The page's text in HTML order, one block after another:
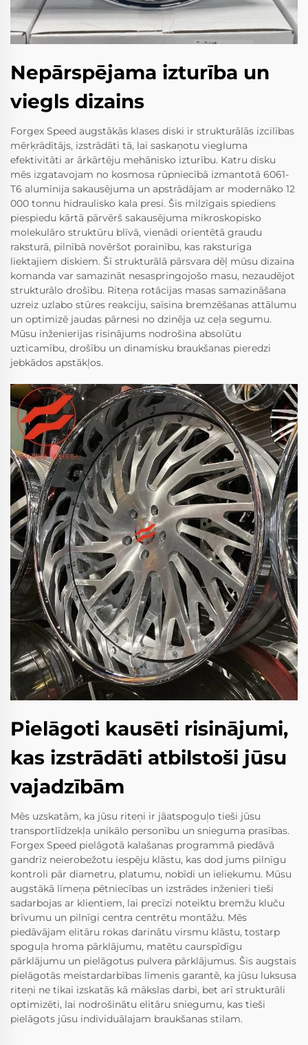
Nepārspējama izturība un
viegls dizains
Forgex Speed augstākās klases diski ir strukturālās izcilības
mērķrādītājs, izstrādāti tā, lai saskaņotu viegluma
efektivitāti ar ārkārtēju mehānisko izturību. Katru disku
mēs izgatavojam no kosmosa rūpniecībā izmantotā 6061-
T6 alumīnija sakausējuma un apstrādājam ar modernāko 12
000 tonnu hidraulisko kala presi. Šis milzīgais spiediens
piespiedu kārtā pārvērš sakausējuma mikroskopisko
molekulāro struktūru blīvā, vienādi orientētā graudu
raksturā, pilnībā novēršot porainību, kas raksturīga
liektajiem diskiem. Šī strukturālā pārsvara dēļ mūsu dizaina
komanda var samazināt nesaspringojošo masu, nezaudējot
strukturālo drošību. Riteņa rotācijas masas samazināšana
uzreiz uzlabo stūres reakciju, saīsina bremzēšanas attālumu
un optimizē jaudas pārnesi no dzinēja uz ceļa segumu.
Mūsu inženierijas risinājums nodrošina absolūtu
uzticamību, drošību un dinamisku braukšanas pieredzi
jebkādos apstākļos.
Pielāgoti kausēti risinājumi,
kas izstrādāti atbilstoši jūsu
vajadzībām
Mēs uzskatām, ka jūsu riteņi ir jāatspoguļo tieši jūsu
transportlīdzekļa unikālo personību un snieguma prasības.
Forgex Speed pielāgotā kalašanas programmā piedāvā
gandrīz neierobežotu iespēju klāstu, kas dod jums pilnīgu
kontroli pār diametru, platumu, nobīdi un ieliekumu. Mūsu
augstākā līmeņa pētniecības un izstrādes inženieri tieši
sadarbojas ar klientiem, lai precīzi noteiktu bremžu kluču
brīvumu un pilnīgi centra centrētu montāžu. Mēs
piedāvājam elitāru rokas darinātu virsmu klāstu, tostarp
spoguļa hroma pārklājumu, matētu caurspīdīgu
pārklājumu un pielāgotus pulvera pārklājumus. Šis augstais
pielāgotās meistardarbības līmenis garantē, ka jūsu luksusa
riteņi ne tikai izskatās kā mākslas darbi, bet arī strukturāli
optimizēti, lai nodrošinātu elitāru sniegumu, kas tieši
pielāgots jūsu individuālajam braukšanas stilam.